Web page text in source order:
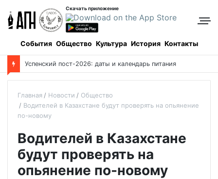
Скачать приложение
События Общество Культура История Контакты
Успенский пост-2026: даты и календарь питания
Главная Новости
Общество
Водителей в Казахстане будут проверять на опьянение
по-новому
Водителей в Казахстане
будут проверять на
опьянение по-новому